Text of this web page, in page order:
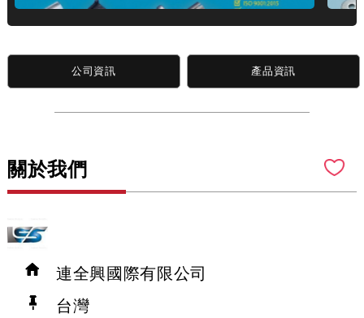
公司資訊 產品資訊
關於我們
連全興國際有限公司
台灣